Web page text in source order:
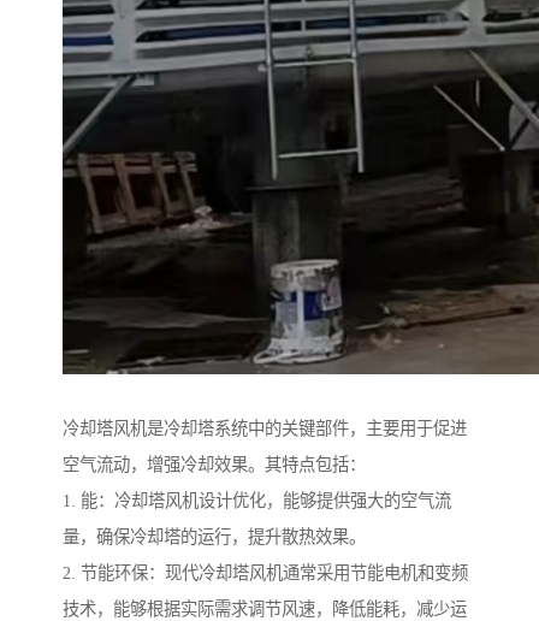
冷却塔风机是冷却塔系统中的关键部件，主要用于促进
空气流动，增强冷却效果。其特点包括：
1. 能：冷却塔风机设计优化，能够提供强大的空气流
量，确保冷却塔的运行，提升散热效果。
2. 节能环保：现代冷却塔风机通常采用节能电机和变频
技术，能够根据实际需求调节风速，降低能耗，减少运